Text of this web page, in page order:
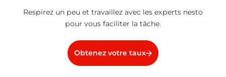
Respirez un peu et travaillez avec les experts nesto
pour vous faciliter la tâche.
Obtenez votre taux